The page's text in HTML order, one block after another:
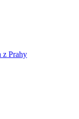
z Prahy